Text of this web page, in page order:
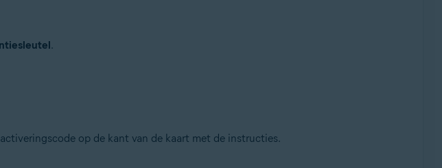
.
op de kant van de kaart met de instructies.